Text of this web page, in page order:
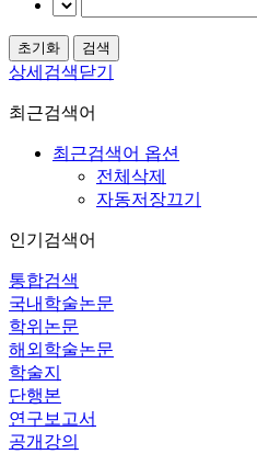
상세검색닫기
최근검색어
최근검색어 옵션
전체삭제
자동저장끄기
인기검색어
통합검색
국내학술논문
학위논문
해외학술논문
학술지
단행본
연구보고서
공개강의